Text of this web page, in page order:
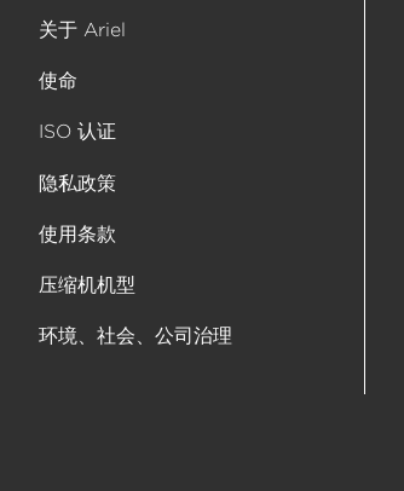
关于 Ariel
使命
ISO 认证
隐私政策
使用条款
压缩机机型
环境、社会、公司治理